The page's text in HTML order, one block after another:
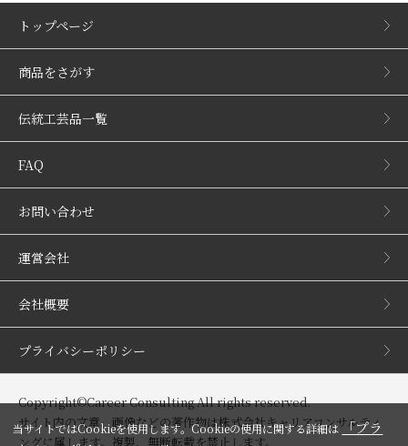
トップページ
商品をさがす
伝統工芸品一覧
FAQ
お問い合わせ
運営会社
会社概要
プライバシーポリシー
Copyright©Career Consulting All rights reserved.
サイト内の文章、画像などの著作物は株式会社キャリアコンサルティ
ングに属します。複製、無断転載を禁止します。
当サイトではCookieを使用します。Cookieの使用に関する詳細は「プラ